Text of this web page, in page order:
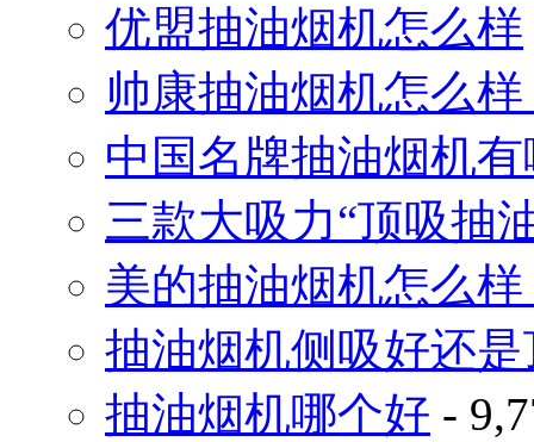
优盟抽油烟机怎么样
帅康抽油烟机怎么样
中国名牌抽油烟机
三款大吸力“顶吸抽
美的抽油烟机怎么样
抽油烟机侧吸好还
抽油烟机哪个好 -